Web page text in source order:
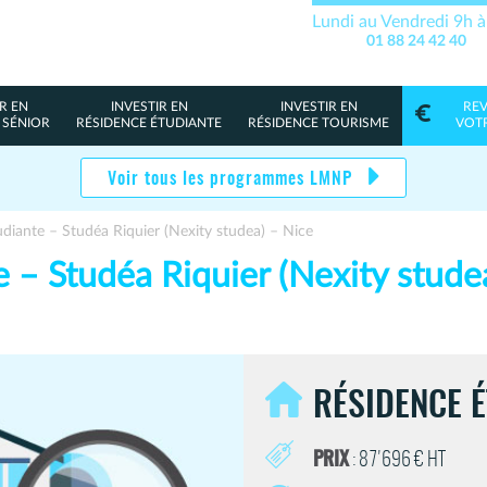
EN
SÉNIOR
INVESTIR EN
RÉSIDENCE ÉTUDIANTE
INVESTIR EN
RÉSIDENCE TOURISME
Lundi au Vendredi 9h
01 88 24 42 40
Voir tous les programmes LMNP
– Studéa Riquier (Nexity
RÉSIDENCE
PRIX: 87'696 € HT
– Studéa Riquier (Nexity studea) – Nice